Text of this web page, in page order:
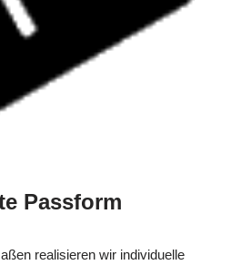
Passform
realisieren wir individuelle